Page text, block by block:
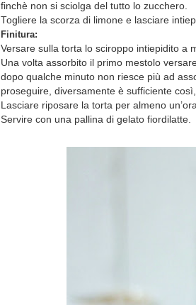
finchè non si sciolga del tutto lo zucchero.
Togliere la scorza di limone e lasciare
Finitura:
Versare sulla torta lo sciroppo intiepidito a
Una volta assorbito il primo mestolo
dopo qualche minuto non riesce più ad
proseguire, diversamente è sufficiente
Lasciare riposare la torta per almeno
Servire con una pallina di gelato fiordilatte.